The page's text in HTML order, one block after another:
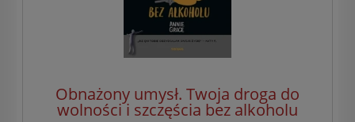
Obnażony umysł. Twoja droga do
wolności i szczęścia bez alkoholu